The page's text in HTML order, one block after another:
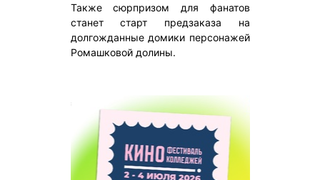
Также сюрпризом для фанатов
станет старт предзаказа на
долгожданные домики персонажей
Ромашковой долины.